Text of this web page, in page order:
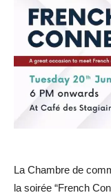
La Chambre de
la soirée “French